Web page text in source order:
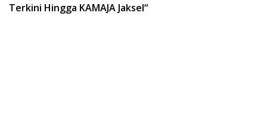
Terkini Hingga KAMAJA Jaksel“